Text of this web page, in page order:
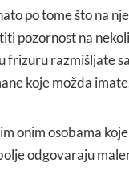
po tome što na
pozornost na
frizuru razmišljate
koje možda
onim osobama
odgovaraju